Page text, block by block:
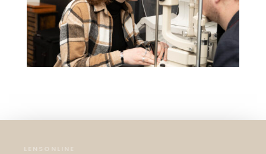
LENSONLINE